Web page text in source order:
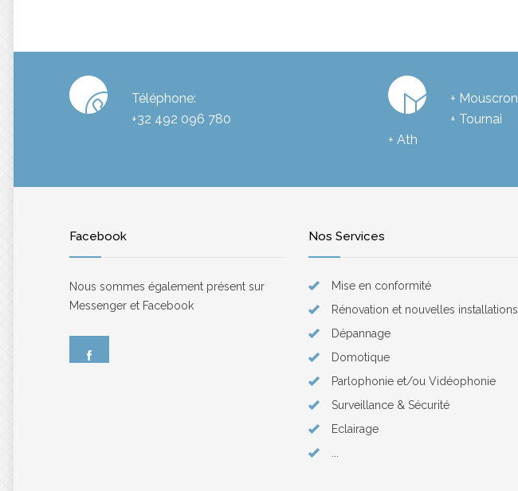
Téléphone:
+32 492 096 780
+ Mouscron
+ Tournai
+ Ath
Facebook
Nous sommes également présent sur
Messenger et Facebook
Nos Services
Mise en conformité
Rénovation et nouvelles installations
Dépannage
Domotique
Parlophonie et/ou Vidéophonie
Surveillance & Sécurité
Eclairage